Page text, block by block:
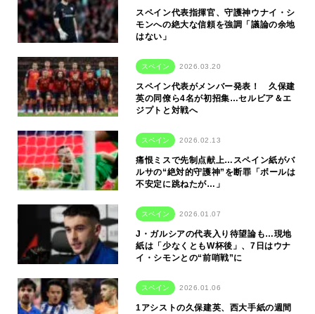
スペイン代表指揮官、守護神ウナイ・シ
モンへの絶大な信頼を強調「議論の余地
はない」
スペイン 2026.03.20
スペイン代表がメンバー発表！ 久保建
英の同僚ら4名が初招集…セルビア＆エ
ジプトと対戦へ
スペイン 2026.02.13
痛恨ミスで先制点献上…スペイン紙がバ
ルサの“絶対的守護神”を断罪「ボールは
不安定に跳ねたが…」
スペイン 2026.01.07
J・ガルシアの代表入り待望論も…現地
紙は「少なくともW杯後」、7日はウナ
イ・シモンとの“前哨戦”に
スペイン 2026.01.06
1アシストの久保建英、西大手紙の週間